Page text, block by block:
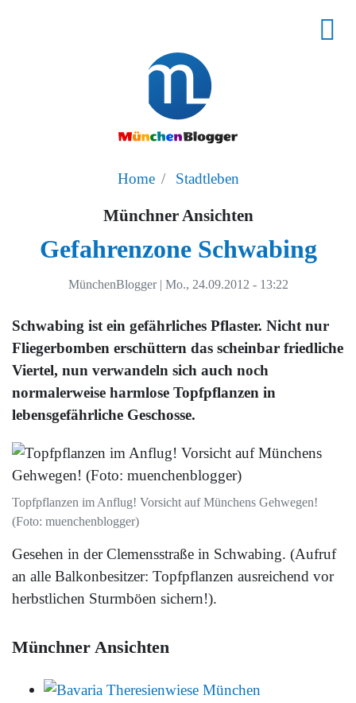
Home Stadtleben
Münchner Ansichten
Gefahrenzone Schwabing
MünchenBlogger | Mo., 24.09.2012 - 13:22
Schwabing ist ein gefährliches Pflaster. Nicht nur
Fliegerbomben erschüttern das scheinbar friedliche
Viertel, nun verwandeln sich auch noch
normalerweise harmlose Topfpflanzen in
lebensgefährliche Geschosse.
Topfpflanzen im Anflug! Vorsicht auf Münchens Gehwegen!
(Foto: muenchenblogger)
Gesehen in der Clemensstraße in Schwabing. (Aufruf
an alle Balkonbesitzer: Topfpflanzen ausreichend vor
herbstlichen Sturmböen sichern!).
Münchner Ansichten